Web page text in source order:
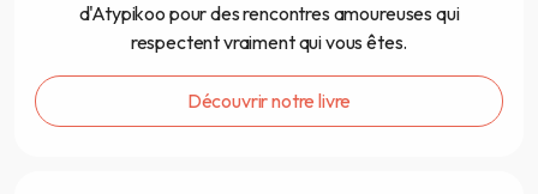
d'Atypikoo pour des rencontres amoureuses qui
respectent vraiment qui vous êtes.
Découvrir notre livre